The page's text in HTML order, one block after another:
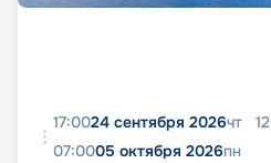
17:0024 сентября 2026чт 12
07:0005 октября 2026пн